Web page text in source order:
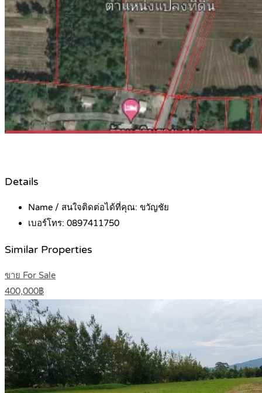
Details
Name / สนใจติดต่อได้ที่คุณ: ขวัญชัย
เบอร์โทร: 0897411750
Similar Properties
ขาย For Sale
400,000฿